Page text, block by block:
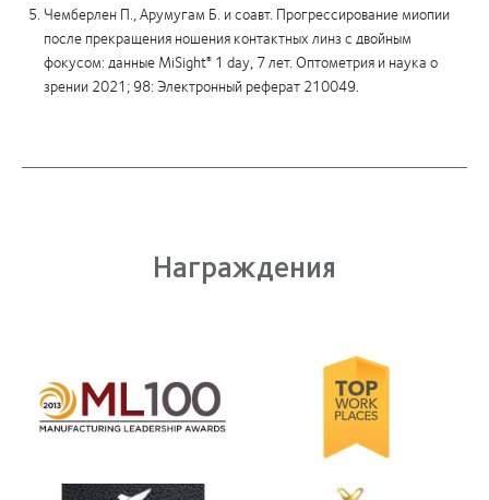
Чемберлен П., Арумугам Б. и соавт. Прогрессирование миопии
после прекращения ношения контактных линз с двойным
фокусом: данныеMiSight® 1 day, 7 лет. Оптометрия и наука о
зрении 2021; 98: Электронный реферат 210049.
Награждения
Learn
more
about
производстве